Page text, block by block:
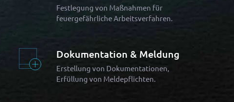
Festlegung von Maßnahmen für
feuergefährliche Arbeitsverfahren.
Dokumentation & Meldung
Erstellung von Dokumentationen,
Erfüllung von Meldepflichten.